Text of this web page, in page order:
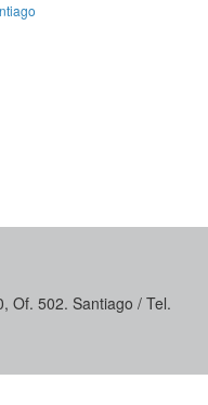
Of. 502. Santiago / Tel.